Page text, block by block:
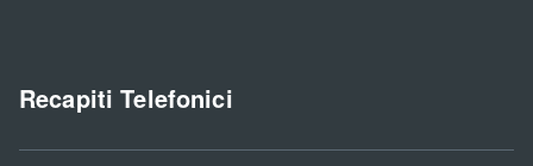
Recapiti Telefonici